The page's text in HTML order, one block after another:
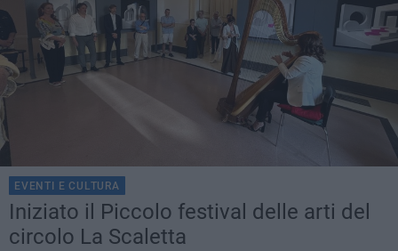
EVENTI E CULTURA
Iniziato il Piccolo festival delle arti del
circolo La Scaletta